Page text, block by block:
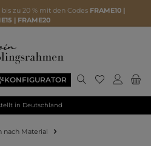
bis zu 20 % mit den Codes FRAME10 |
| FRAME20
KONFIGURATOR
in Deutschland
nach Material